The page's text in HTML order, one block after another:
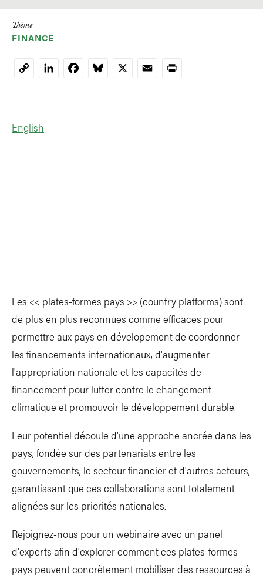
Thème
FINANCE
CopyLinkedInFacebookBluesky
X EmailPrint
English
Les << plates-formes pays >> (country platforms) sont
de plus en plus reconnues comme efficaces pour
permettre aux pays en dévelopement de coordonner
les financements internationaux, d'augmenter
l'appropriation nationale et les capacités de
financement pour lutter contre le changement
climatique et promouvoir le développement durable.
Leur potentiel découle d'une approche ancrée dans les
pays, fondée sur des partenariats entre les
gouvernements, le secteur financier et d'autres acteurs,
garantissant que ces collaborations sont totalement
alignées sur les priorités nationales.
Rejoignez-nous pour un webinaire avec un panel
d'experts afin d'explorer comment ces plates-formes
pays peuvent concrètement mobiliser des ressources à